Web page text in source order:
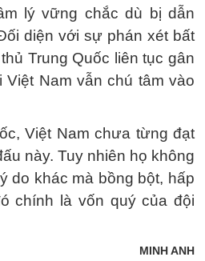
lý vững chắc dù bị dẫn
diện với sự phán xét bất
Trung Quốc liên tục gân
Việt Nam vẫn chú tâm vào
Việt Nam chưa từng đạt
này. Tuy nhiên họ không
do khác mà bồng bột, hấp
chính là vốn quý của đội
MINH ANH